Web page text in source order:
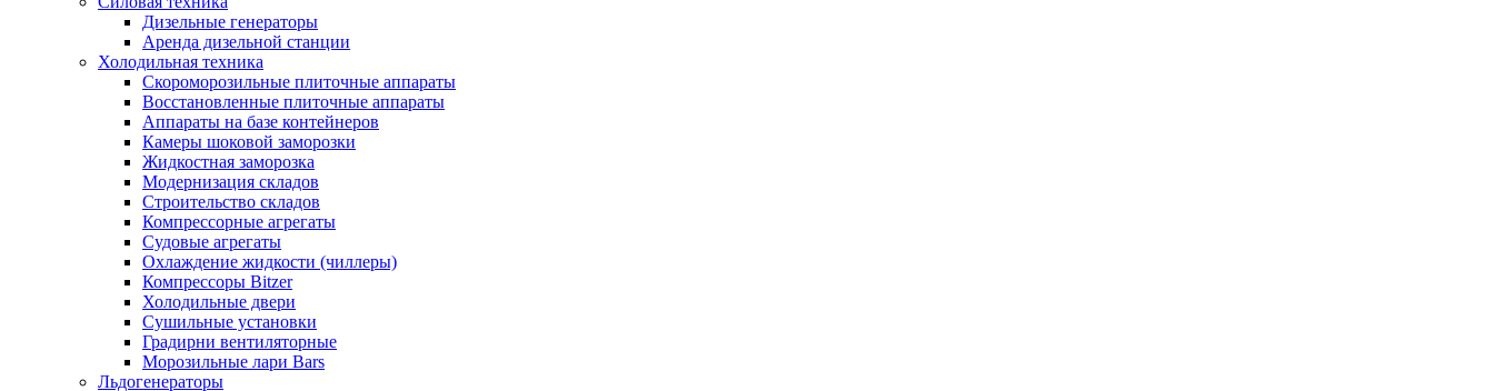
Дизельные генераторы
Аренда дизельной станции
Холодильная техника
Cкороморозильные плиточные аппараты
Восстановленные плиточные аппараты
Аппараты на базе контейнеров
Камеры шоковой заморозки
Жидкостная заморозка
Модернизация складов
Строительство складов
Компрессорные агрегаты
Судовые агрегаты
Охлаждение жидкости (чиллеры)
Компрессоры Bitzer
Холодильные двери
Сушильные установки
Градирни вентиляторные
Морозильные лари Bars
Льдогенераторы